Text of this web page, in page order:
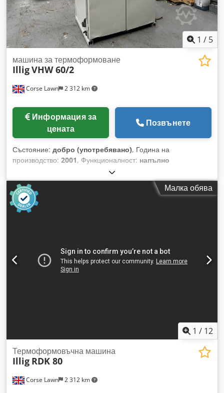
1 / 5
Corse Lawn 2 312 km
машина за термоформоване
IlligVHW 60/2
Информация за
цената
Позвънете
Състояние: добро (употребявано), Година на
производство: 2001, Функционалност: напълно
, номер на машина/превозно средство:
589-0263, Марка: Illig Модел: VHW 60/2 Cedpfx Aouzi I
Eemboha Година: 2001 Състояние: Добро Брой
нагревателни валове: Два Максимална ширина на
материала: 610 мм Максимална дебелина на материала:
размери: 2300 x 1400 x 2400 мм (Д x Ш x В) (300 кг) Всички
данни са без гаранция и подлежат на промяна и/или
грешки. Всички машини се предлагат при наличие и/или до
Малка обява
1 / 12
Corse Lawn 2 312 km
Термоформовъчна машина
Illig RDK 80